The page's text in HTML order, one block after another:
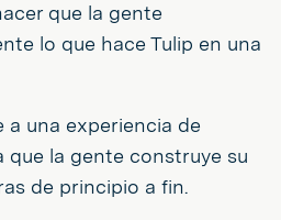
que la gente
lo que hace Tulip en una
a una experiencia de
que la gente construye su
de principio a fin.